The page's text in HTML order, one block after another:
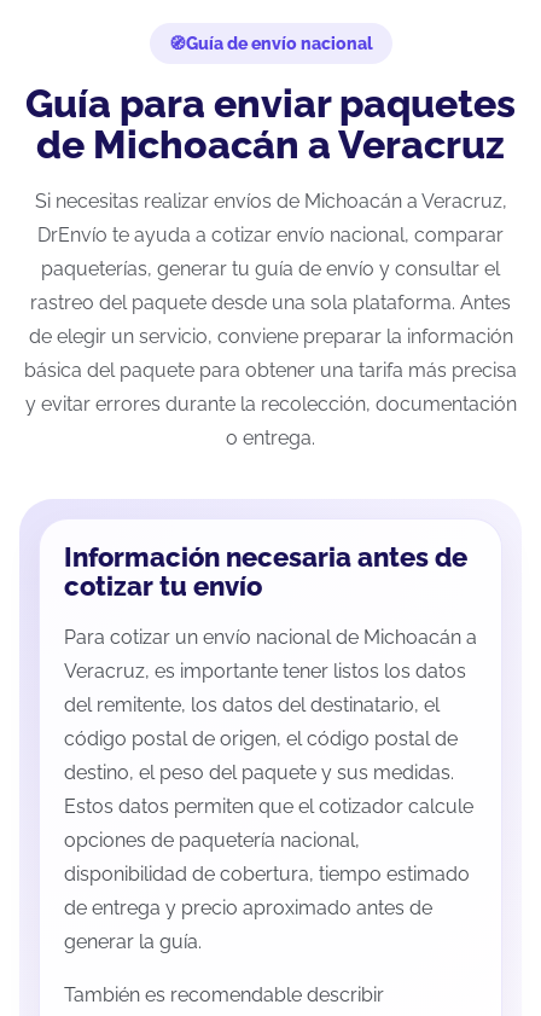
Guía de envío nacional
Guía para enviar paquetes
de Michoacán a Veracruz
Si necesitas realizar envíos de Michoacán a Veracruz,
DrEnvío te ayuda a cotizar envío nacional, comparar
paqueterías, generar tu guía de envío y consultar el
rastreo del paquete desde una sola plataforma. Antes
de elegir un servicio, conviene preparar la información
básica del paquete para obtener una tarifa más precisa
y evitar errores durante la recolección, documentación
o entrega.
Información necesaria antes de
cotizar tu envío
Para cotizar un envío nacional de Michoacán a
Veracruz, es importante tener listos los datos
del remitente, los datos del destinatario, el
código postal de origen, el código postal de
destino, el peso del paquete y sus medidas.
Estos datos permiten que el cotizador calcule
opciones de paquetería nacional,
disponibilidad de cobertura, tiempo estimado
de entrega y precio aproximado antes de
generar la guía.
También es recomendable describir